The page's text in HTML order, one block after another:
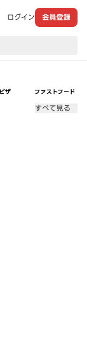
ログイン 会員登録
ピザ ファストフード
すべて見る